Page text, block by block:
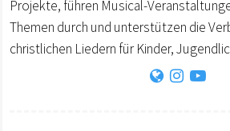
Projekte, führen Musical-
Themen durch und unterstützen die
christlichen Liedern für Kinder,